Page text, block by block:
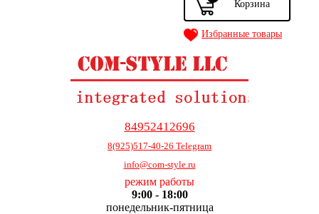
84952412696
8(925)517-40-26 Telegram
info@com-style.ru
режим работы
9:00 - 18:00
понедельник-пятница
Избранные товары